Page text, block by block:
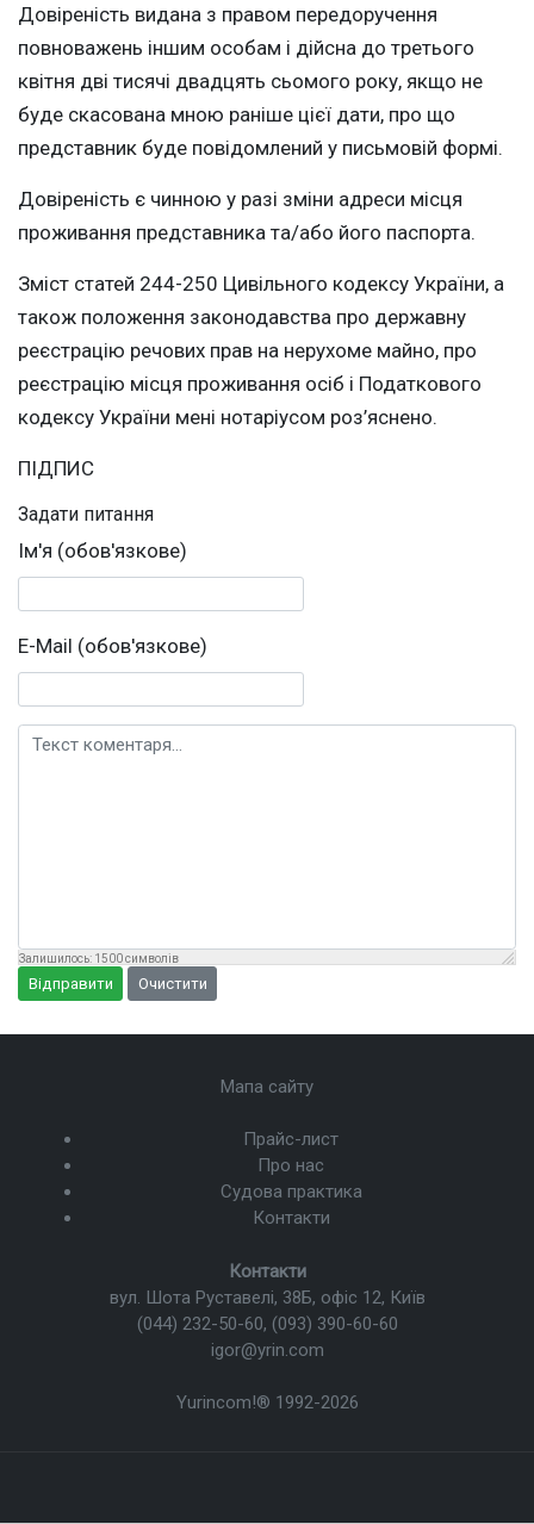
Довіреність видана з правом передоручення
повноважень іншим особам і дійсна до третього
квітня дві тисячі двадцять сьомого року, якщо не
буде скасована мною раніше цієї дати, про що
представник буде повідомлений у письмовій формі.
Довіреність є чинною у разі зміни адреси місця
проживання представника та/або його паспорта.
Зміст статей 244-250 Цивільного кодексу України, а
також положення законодавства про державну
реєстрацію речових прав на нерухоме майно, про
реєстрацію місця проживання осіб і Податкового
кодексу України мені нотаріусом роз’яснено.
ПІДПИС
Задати питання
Ім'я (обов'язкове)
E-Mail (обов'язкове)
Текст коментаря
Залишилось: 1500символів
Відправити Очистити
Yurincom!® 1992-2026
Контакти
вул. Шота Руставелі, 38Б, офіс 12, Київ
(044) 232-50-60, (093) 390-60-60
igor@yrin.com
Прайс-лист
Про нас
Судова практика
Контакти
Мапа сайту